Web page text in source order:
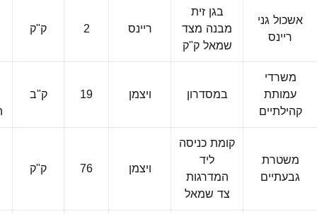
אשכול גני
ריינס
בגן זית
מבנה מצד
שמאל ק"ק
ריינס 2 ק"ק
משרדי
עמותת
קהילתיים
במסדרון ויצמן 19 ק"ב
משטרת
גבעתיים
קומת כניסה
ליד
המדרגות
צד שמאל
ויצמן 76 ק"ק